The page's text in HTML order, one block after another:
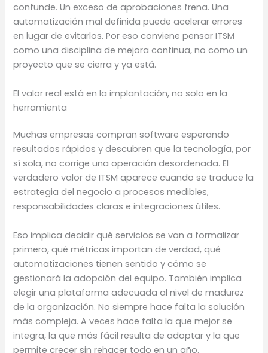
confunde. Un exceso de aprobaciones frena. Una
automatización mal definida puede acelerar errores
en lugar de evitarlos. Por eso conviene pensar ITSM
como una disciplina de mejora continua, no como un
proyecto que se cierra y ya está.
El valor real está en la implantación, no solo en la
herramienta
Muchas empresas compran software esperando
resultados rápidos y descubren que la tecnología, por
sí sola, no corrige una operación desordenada. El
verdadero valor de ITSM aparece cuando se traduce la
estrategia del negocio a procesos medibles,
responsabilidades claras e integraciones útiles.
Eso implica decidir qué servicios se van a formalizar
primero, qué métricas importan de verdad, qué
automatizaciones tienen sentido y cómo se
gestionará la adopción del equipo. También implica
elegir una plataforma adecuada al nivel de madurez
de la organización. No siempre hace falta la solución
más compleja. A veces hace falta la que mejor se
integra, la que más fácil resulta de adoptar y la que
permite crecer sin rehacer todo en un año.